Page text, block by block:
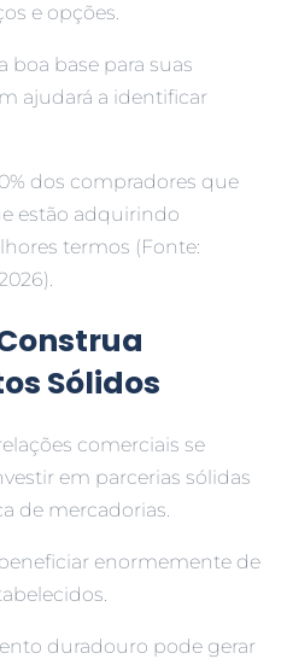
e opções.
boa base para suas
ajudará a identificar
dos compradores que
estão adquirindo
termos (Fonte:
Sólidos
comerciais se
em parcerias sólidas
de mercadorias.
enormemente de
duradouro pode gerar